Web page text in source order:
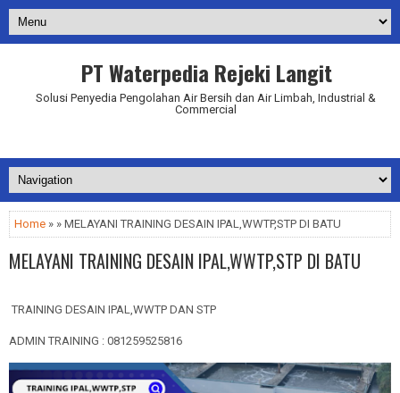
PT Waterpedia Rejeki Langit
Solusi Penyedia Pengolahan Air Bersih dan Air Limbah, Industrial &
Commercial
Home » » MELAYANI TRAINING DESAIN IPAL,WWTP,STP DI BATU
MELAYANI TRAINING DESAIN IPAL,WWTP,STP DI BATU
TRAINING DESAIN IPAL,WWTP DAN STP
ADMIN TRAINING : 081259525816